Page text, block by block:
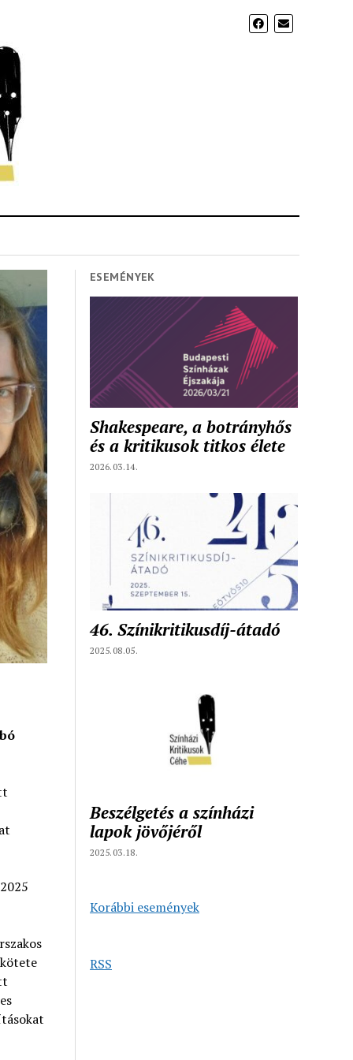
ESEMÉNYEK
Shakespeare, a botrányhős
és a kritikusok titkos élete
2026.03.14.
46. Színikritikusdíj-átadó
2025.08.05.
Beszélgetés a színházi
lapok jövőjéről
2025.03.18.
Korábbi események
RSS